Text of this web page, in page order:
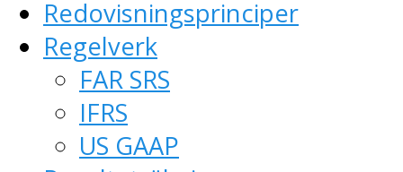
Redovisningsprinciper
Regelverk
FAR SRS
IFRS
US GAAP